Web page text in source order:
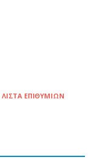
ΕΠΙΘΥΜΙΏΝ